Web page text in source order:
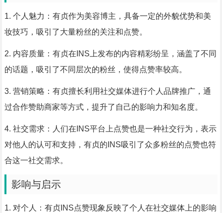
1. 个人魅力：有贞作为美容博主，具备一定的外貌优势和美
妆技巧，吸引了大量粉丝的关注和点赞。
2. 内容质量：有贞在INS上发布的内容精彩纷呈，涵盖了不同
的话题，吸引了不同层次的粉丝，使得点赞率较高。
3. 营销策略：有贞擅长利用社交媒体进行个人品牌推广，通
过合作赞助商家等方式，提升了自己的影响力和知名度。
4. 社交需求：人们在INS平台上点赞也是一种社交行为，表示
对他人的认可和支持，有贞的INS吸引了众多粉丝的点赞也符
合这一社交需求。
影响与启示
1. 对个人：有贞INS点赞现象反映了个人在社交媒体上的影响